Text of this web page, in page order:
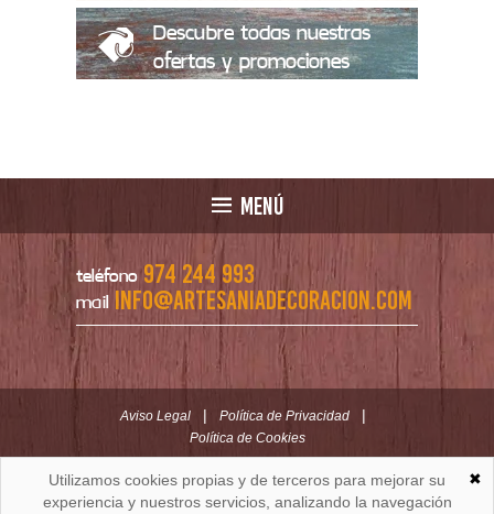
Descubre todas nuestras
ofertas y promociones
MENÚ
teléfono 974 244 993
mail info@artesaniadecoracion.com
Aviso Legal | Política de Privacidad |
Política de Cookies
ARTESANÍAYDECORACION.COM
C/ Padre Huesca nº 30 | Oficina C/ Roldán nº 5 -3º
✖
Utilizamos cookies propias y de terceros para mejorar su
experiencia y nuestros servicios, analizando la navegación